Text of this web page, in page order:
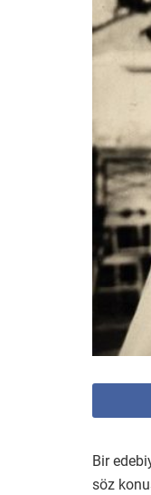
Bir
söz